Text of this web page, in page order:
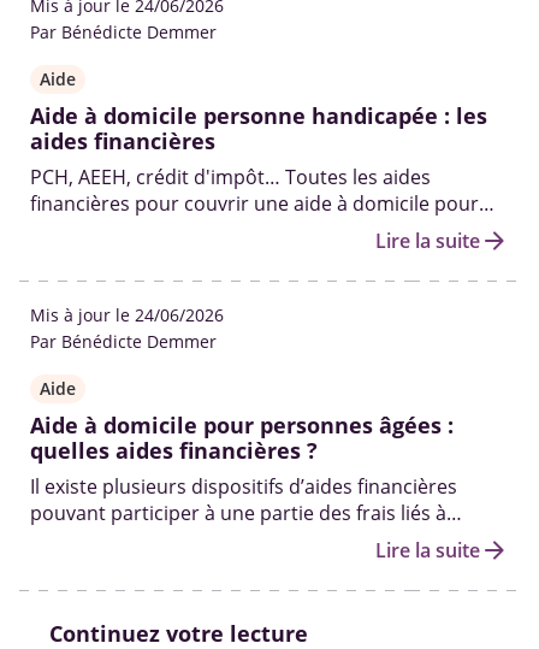
Mis à jour le 24/06/2026
Par Bénédicte Demmer
Aide
Aide à domicile personne handicapée : les
aides financières
PCH, AEEH, crédit d'impôt… Toutes les aides
financières pour couvrir une aide à domicile pour
une personne handicapée via la MDPH et autres.
Lire la suitearrow_forward
Mis à jour le 24/06/2026
Par Bénédicte Demmer
Aide
Aide à domicile pour personnes âgées :
quelles aides financières ?
Il existe plusieurs dispositifs d’aides financières
pouvant participer à une partie des frais liés à
l’embauche d’un aide à domicile pour une personne
Lire la suitearrow_forward
Continuez votre lecture